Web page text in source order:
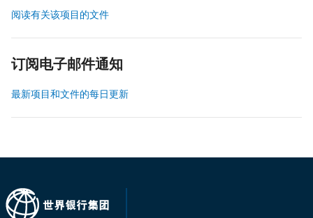
阅读有关该项目的文件
订阅电子邮件通知
最新项目和文件的每日更新